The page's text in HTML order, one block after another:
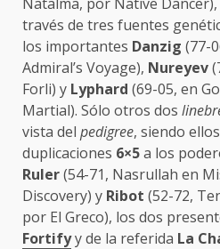
través de tres fuentes
los importantes Danzig (77-
Admiral’s Voyage), Nureyev
Forli) y Lyphard (69-05, en
Martial). Sólo otros dos
vista del pedigree, siendo
duplicaciones 6×5a los
Ruler(54-71, Nasrullah en
Discovery) y Ribot (52-72,
por El Greco), los dos
Fortifyy de la referida La